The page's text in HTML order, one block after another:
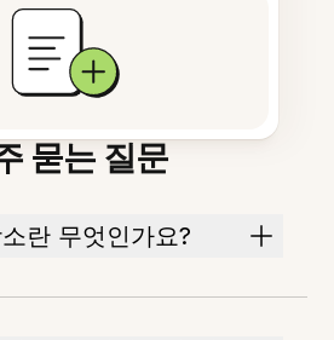
묻는 질문
란 무엇인가요?